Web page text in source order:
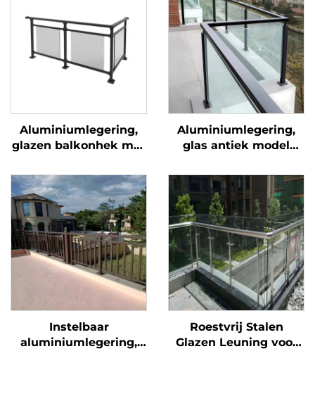
Aluminiumlegering,
glazen balkonhek met
buiten, inclusief
privacy-scherm voor
veiligheid op villa
terras
Aluminiumlegering,
glas antiek model
gebogen ontwerp met
kruldetails voor villa
hekwerk
Instelbaar
aluminiumlegering,
Roestvrij Stalen
Glazen Leuning voor